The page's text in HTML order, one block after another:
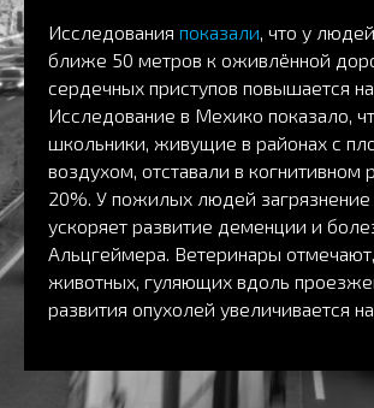
Исследования показали, что у
ближе 50 метров к оживлённой
сердечных приступов повышается
Исследование в Мехико показало,
школьники, живущие в районах с
воздухом, отставали в когнитивном
20%. У пожилых людей загрязнение
ускоряет развитие деменции и
Альцгеймера. Ветеринары
животных, гуляющих вдоль
развития опухолей увеличивается